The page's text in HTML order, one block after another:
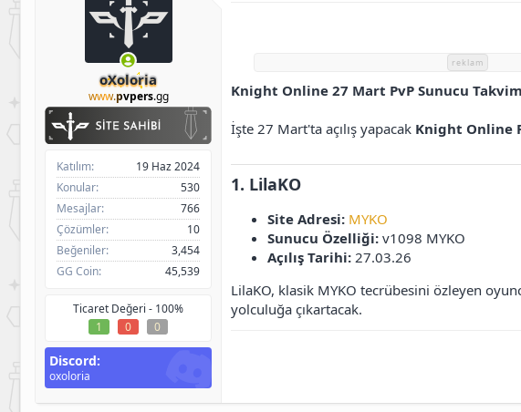
a
n
g
ı
ç
t
a
i
i
oXoloria
www.pvpers.gg
Katılım
19 Haz 2024
Konular
530
Mesajlar
766
Çözümler
10
Beğeniler
3,454
GG Coin
45,539
Ticaret Değeri - 100%
1
0 0
Discord
oxoloria
reklam
Knight Online 27 Mart PvP Sunucu
İşte 27 Mart'ta açılış yapacak Knight Online
1. LilaKO
Site Adresi: MYKO
Sunucu Özelliği: v1098 MYKO
Açılış Tarihi: 27.03.26
LilaKO, klasik MYKO tecrübesini özleyen
yolculuğa çıkartacak.